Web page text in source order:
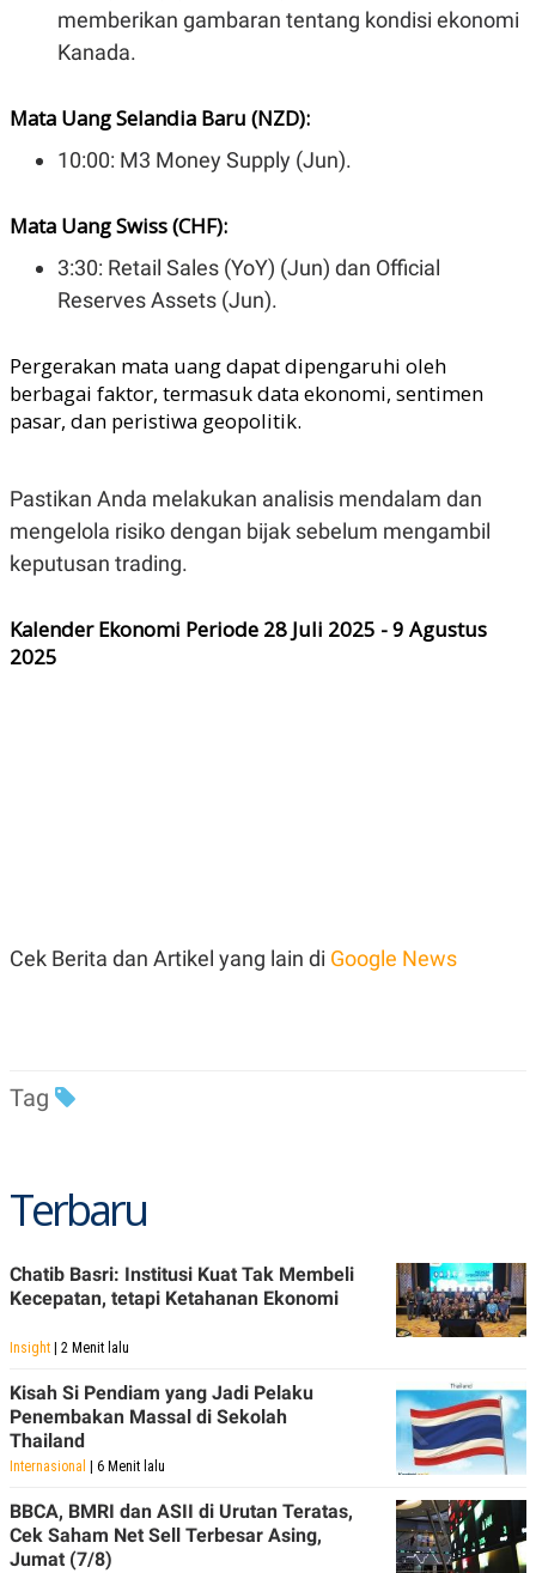
memberikan gambaran tentang kondisi ekonomi
Kanada.
Mata Uang Selandia Baru (NZD):
10:00: M3 Money Supply (Jun).
Mata Uang Swiss (CHF):
3:30: Retail Sales (YoY) (Jun) dan Official
Reserves Assets (Jun).
Pergerakan mata uang dapat dipengaruhi oleh
berbagai faktor, termasuk data ekonomi, sentimen
pasar, dan peristiwa geopolitik.
Pastikan Anda melakukan analisis mendalam dan
mengelola risiko dengan bijak sebelum mengambil
keputusan trading.
Kalender Ekonomi Periode 28 Juli 2025 - 9 Agustus
2025
Cek Berita dan Artikel yang lain di Google News
Tag
Terbaru
Chatib Basri: Institusi Kuat Tak Membeli
Kecepatan, tetapi Ketahanan Ekonomi
Insight | 2 Menit lalu
Kisah Si Pendiam yang Jadi Pelaku
Penembakan Massal di Sekolah
Thailand
Internasional | 6 Menit lalu
BBCA, BMRI dan ASII di Urutan Teratas,
Cek Saham Net Sell Terbesar Asing,
Jumat (7/8)